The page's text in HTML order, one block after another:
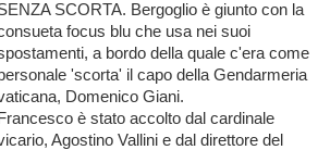
SCORTA. Bergoglio è giunto con la
focus blu che usa nei suoi
a bordo della quale c'era come
'scorta' il capo della Gendarmeria
Domenico Giani.
Francesco è stato accolto dal cardinale
Agostino Vallini e dal direttore del